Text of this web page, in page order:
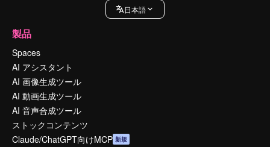
日本語
製品
Spaces
AI アシスタント
AI 画像生成ツール
AI 動画生成ツール
AI 音声合成ツール
ストックコンテンツ
Claude/ChatGPT向けMCP 新規